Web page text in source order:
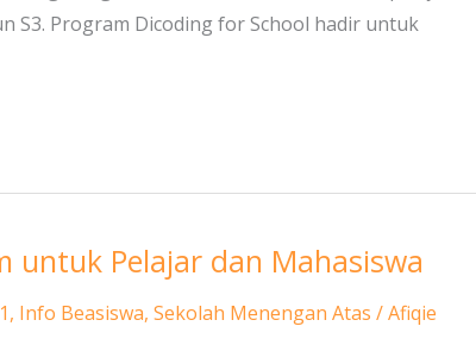
S3. Program Dicoding for School hadir untuk
untuk Pelajar dan Mahasiswa
, Info Beasiswa, Sekolah Menengan Atas /Afiqie